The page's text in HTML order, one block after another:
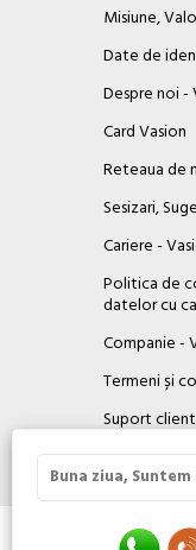
Misiune,
Date de
Despre noi -
Card Vasion
Reteaua de
Sesizari,
Cariere -
Politica de
datelor cu
Companie -
Termeni și
Suport
Contact
Buna ziua,